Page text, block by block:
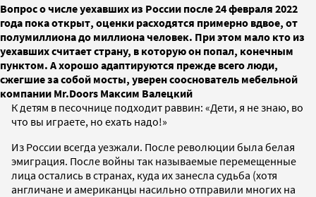
Вопрос о числе уехавших из России после 24 февраля 2022
года пока открыт, оценки расходятся примерно вдвое, от
полумиллиона до миллиона человек. При этом мало кто из
уехавших считает страну, в которую он попал, конечным
пунктом. А хорошо адаптируются прежде всего люди,
сжегшие за собой мосты, уверен сооснователь мебельной
компании Mr.Doors Максим Валецкий
К детям в песочнице подходит раввин: «Дети, я не знаю, во
что вы играете, но ехать надо!»
Из России всегда уезжали. После революции была белая
эмиграция. После войны так называемые перемещенные
лица остались в странах, куда их занесла судьба (хотя
англичане и американцы насильно отправили многих на